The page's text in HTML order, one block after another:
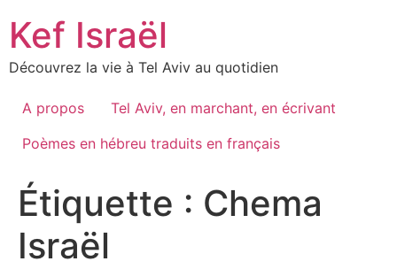
content
Kef Israël
Découvrez la vie à Tel Aviv au quotidien
A propos
Tel Aviv, en marchant, en écrivant
Poèmes en hébreu traduits en français
Étiquette : Chema
Israël